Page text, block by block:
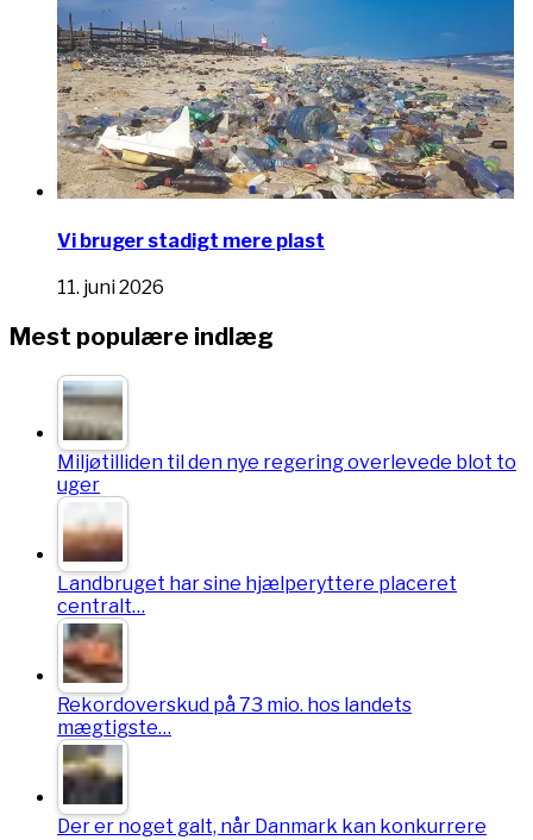
Vi bruger stadigt mere plast
11. juni 2026
Mest populære indlæg
Miljøtilliden til den nye regering overlevede blot to
uger
Landbruget har sine hjælperyttere placeret
centralt…
Rekordoverskud på 73 mio. hos landets
mægtigste…
Der er noget galt, når Danmark kan konkurrere